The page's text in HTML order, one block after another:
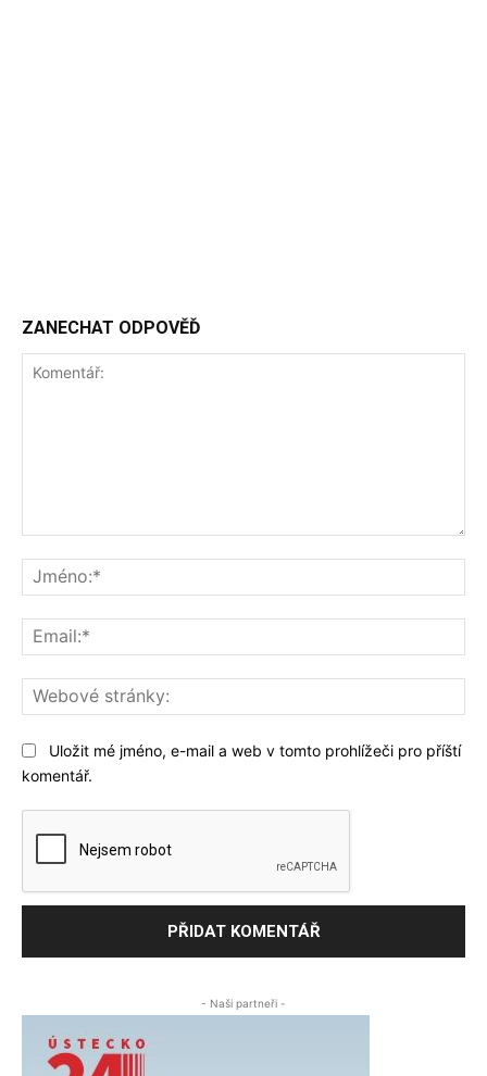
ZANECHAT ODPOVĚĎ
Uložit mé jméno, e-mail a web v tomto prohlížeči pro příští
komentář.
- Naši partneři -